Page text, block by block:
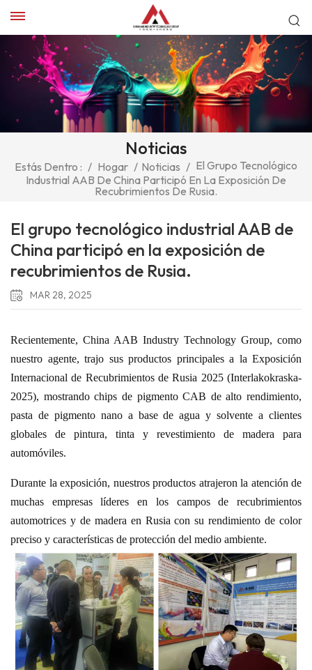
Noticias
Estás Dentro : / Hogar / Noticias / El Grupo Tecnológico
Industrial AAB De China Participó En La Exposición De
Recubrimientos De Rusia.
El grupo tecnológico industrial AAB de
China participó en la exposición de
recubrimientos de Rusia.
MAR 28, 2025
Recientemente, China AAB Industry Technology Group, como
nuestro agente, trajo sus productos principales a la Exposición
Internacional de Recubrimientos de Rusia 2025 (Interlakokraska-
2025), mostrando chips de pigmento CAB de alto rendimiento,
pasta de pigmento nano a base de agua y solvente a clientes
globales de pintura, tinta y revestimiento de madera para
automóviles.
Durante la exposición, nuestros productos atrajeron la atención de
muchas empresas líderes en los campos de recubrimientos
automotrices y de madera en Rusia con su rendimiento de color
preciso y características de protección del medio ambiente.